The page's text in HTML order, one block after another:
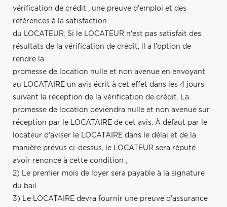
vérification de crédit , une preuve d'emploi et des
références à la satisfaction
du LOCATEUR. Si le LOCATEUR n'est pas satisfait des
résultats de la vérification de crédit, il a l'option de
rendre la
promesse de location nulle et non avenue en envoyant
au LOCATAIRE un avis écrit à cet effet dans les 4 jours
suivant la réception de la vérification de crédit. La
promesse de location deviendra nulle et non avenue sur
réception par le LOCATAIRE de cet avis. À défaut par le
locateur d'aviser le LOCATAIRE dans le délai et de la
manière prévus ci-dessus, le LOCATEUR sera réputé
avoir renoncé à cette condition ;
2) Le premier mois de loyer sera payable à la signature
du bail.
3) Le LOCATAIRE devra fournir une preuve d'assurance